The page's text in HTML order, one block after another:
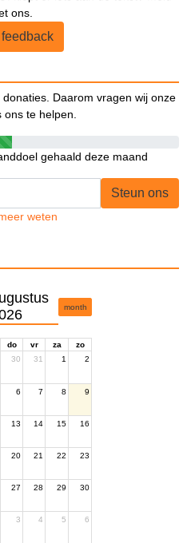
ons.
Daarom vragen wij onze
ons te helpen.
gehaald deze maand
Steun ons
weten
month
do vr za
zo
30 31 1 2
6 7 8 9
13 14 15 16
20 21 22 23
27 28 29 30
3 4 5 6